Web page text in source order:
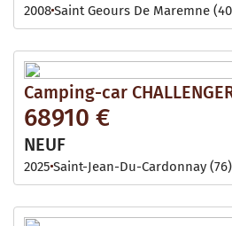
2008Saint Geours De Maremne
Camping-car
68910 €
NEUF
2025 Saint-Jean-Du-Cardonnay (76)